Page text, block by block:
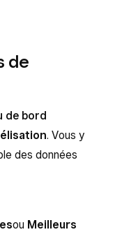
de
de bord
. Vous y
des données
ou Meilleurs